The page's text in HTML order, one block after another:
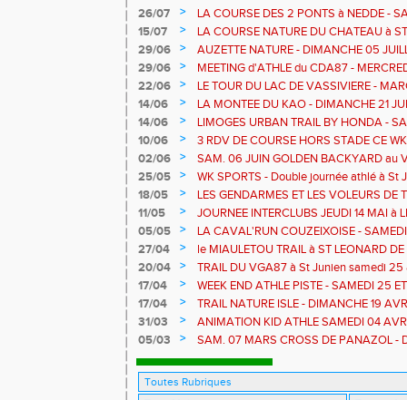
AOUT - COURSE RELAIS sur 90mn
26/07 >
LA COURSE DES 2 PONTS à NEDDE -
15/07
>
LA COURSE NATURE DU CHATEAU à
JUILLET
29/06 >
AUZETTE NATURE - DIMANCHE 05
29/06
>
MEETING d'ATHLE du CDA87 -
22/06
>
LE TOUR DU LAC DE VASSIVIERE -
COURSE NATURE - TDLV c'est ce WK
14/06 >
LA MONTEE DU KAO - DIMANCHE 21
14/06
>
LIMOGES URBAN TRAIL BY HONDA -
10/06
>
3 RDV DE COURSE HORS STADE CE
Bujaleuf
02/06 >
SAM. 06 JUIN GOLDEN BACKYARD au
RONDE DES LEGENDES à BLOND
25/05 >
WK SPORTS - Double journée athlé à St
stade
18/05 >
LES GENDARMES ET LES VOLEURS
11/05
>
JOURNEE INTERCLUBS JEUDI 14 MAI à
05/05
>
LA CAVAL'RUN COUZEIXOISE -
27/04
>
le MIAULETOU TRAIL à ST LEONARD
- 13 et 22 km
20/04 >
TRAIL DU VGA87 à St Junien samedi 25
LA TOUR à Chateau Chervix - dimanche
17/04 >
WEEK END ATHLE PISTE - SAMEDI 25
SAINT JUNIEN
17/04 >
TRAIL NATURE ISLE - DIMANCHE 19
31/03
>
ANIMATION KID ATHLE SAMEDI 04
05/03
>
SAM. 07 MARS CROSS DE PANAZOL -